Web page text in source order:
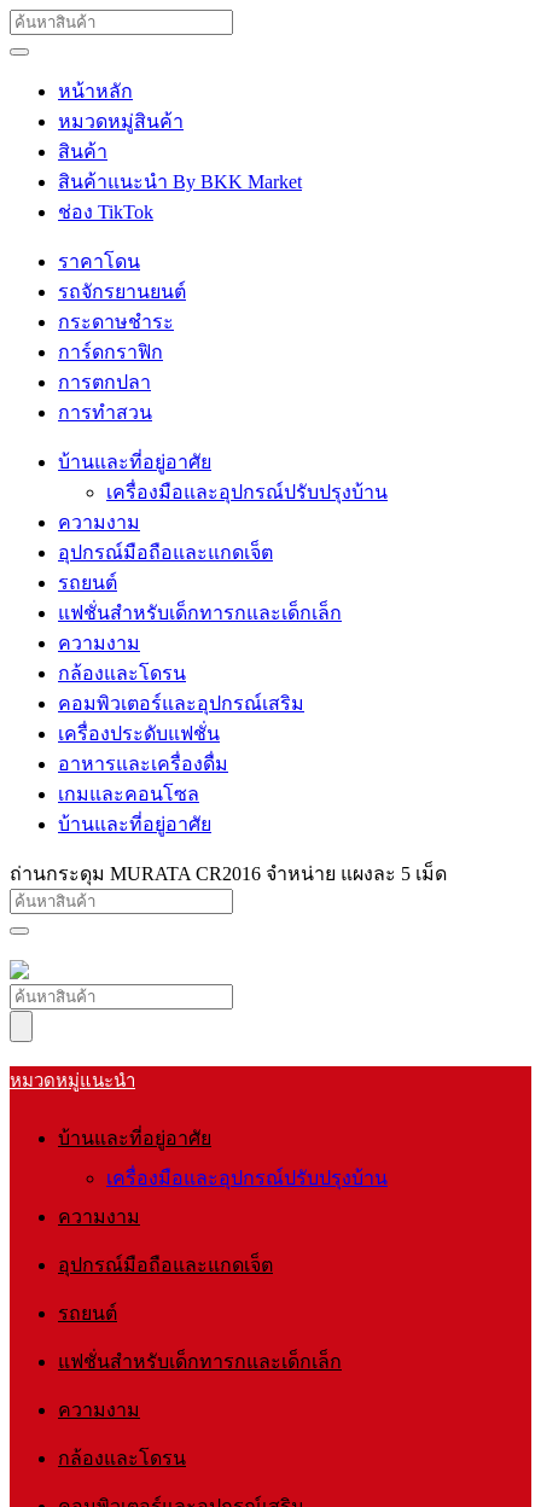
หน้าหลัก
หมวดหมู่สินค้า
สินค้า
สินค้าแนะนำ By BKK Market
ช่อง TikTok
ราคาโดน
รถจักรยานยนต์
กระดาษชำระ
การ์ดกราฟิก
การตกปลา
การทำสวน
บ้านและที่อยู่อาศัย
เครื่องมือและอุปกรณ์ปรับปรุงบ้าน
ความงาม
อุปกรณ์มือถือและแกดเจ็ต
รถยนต์
แฟชั่นสำหรับเด็กทารกและเด็กเล็ก
ความงาม
กล้องและโดรน
คอมพิวเตอร์และอุปกรณ์เสริม
เครื่องประดับแฟชั่น
อาหารและเครื่องดื่ม
เกมและคอนโซล
บ้านและที่อยู่อาศัย
ถ่านกระดุม MURATA CR2016 จำหน่าย แผงละ 5 เม็ด
หมวดหมู่แนะนำ
บ้านและที่อยู่อาศัย
เครื่องมือและอุปกรณ์ปรับปรุงบ้าน
ความงาม
อุปกรณ์มือถือและแกดเจ็ต
รถยนต์
แฟชั่นสำหรับเด็กทารกและเด็กเล็ก
ความงาม
กล้องและโดรน